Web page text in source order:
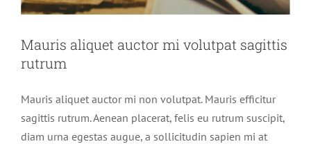
Mauris aliquet auctor mi volutpat sagittis
rutrum
Mauris aliquet auctor mi non volutpat. Mauris efficitur
sagittis rutrum. Aenean placerat, felis eu rutrum suscipit,
diam urna egestas augue, a sollicitudin sapien mi at